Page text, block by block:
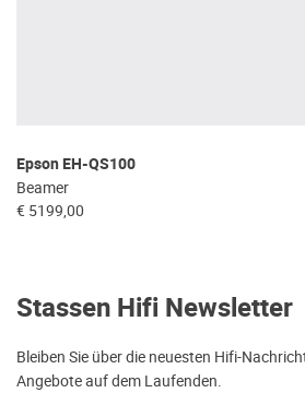
Epson EH-QS100
Beamer
€ 5199,00
Stassen Hifi Newsletter
Bleiben Sie über die neuesten Hifi-
Angebote auf dem Laufenden.